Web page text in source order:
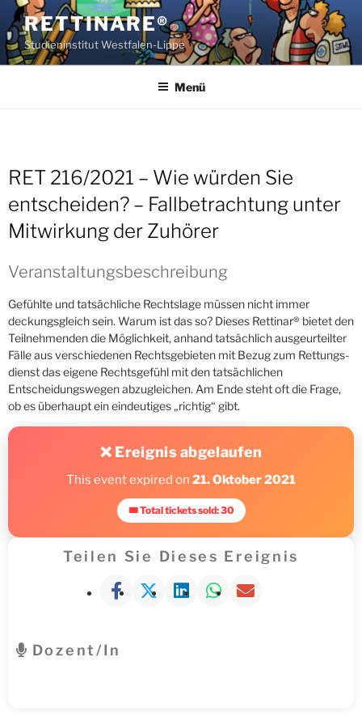
Zum
Inhalt
springen
RETTINARE®
Studieninstitut Westfalen-Lippe
Menü
RET 216/2021 – Wie würden Sie
entscheiden? – Fallbetrachtung unter
Mitwirkung der Zuhörer
Veranstaltungsbeschreibung
Gefühlte und tatsächliche Rechtslage müssen nicht immer
deckungsgleich sein. Warum ist das so? Dieses Rettinar® bietet den
Teilnehmenden die Möglichkeit, anhand tatsäch­lich ausgeurteilter
Fälle aus verschiedenen Rechtsgebieten mit Bezug zum Rettungs­
dienst das eigene Rechtsgefühl mit den tatsächlichen
Entscheidungswegen abzuglei­chen. Am Ende steht oft die Frage,
ob es überhaupt ein eindeutiges „richtig“ gibt.
❌ Ereignis abgelaufen
This event expired on 21. Oktober 2021
🎟 Total tickets sold: 30
Teilen Sie Dieses Ereignis
Dozent/in